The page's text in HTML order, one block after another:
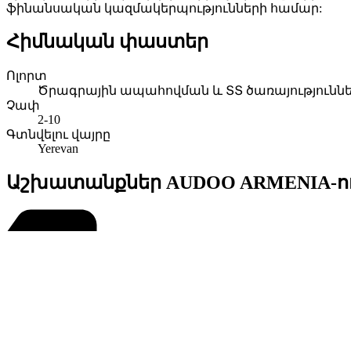
ֆինանսական կազմակերպությունների համար:
Հիմնական փաստեր
Ոլորտ
Ծրագրային ապահովման և ՏՏ
Չափ
2-10
Գտնվելու վայրը
Yerevan
Աշխատանքներ AUDOO ARMENIA-